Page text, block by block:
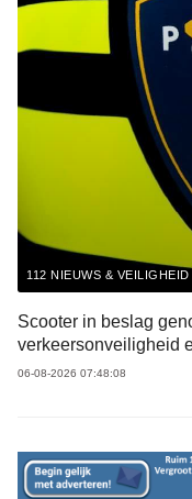
112 NIEUWS & VEILIGHEID
Scooter in beslag
verkeersonveiligheid
06-08-2026 07:48:08